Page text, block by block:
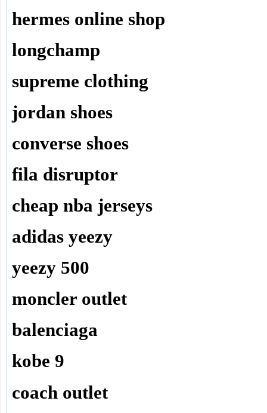
hermes online shop
longchamp
supreme clothing
jordan shoes
converse shoes
fila disruptor
cheap nba jerseys
adidas yeezy
yeezy 500
moncler outlet
balenciaga
kobe 9
coach outlet